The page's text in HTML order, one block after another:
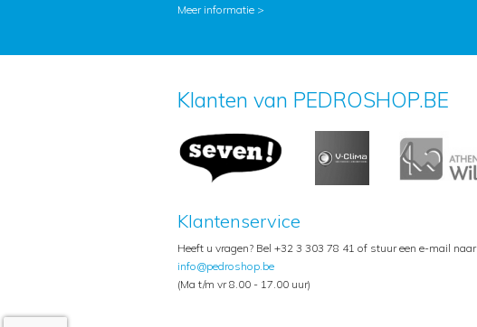
Meer informatie >
Klanten van PEDROSHOP.BE
Klantenservice
Heeft u vragen? Bel +32 3 303 78 41 of stuur een e-mail naar
info@pedroshop.be
(Ma t/m vr 8.00 - 17.00 uur)